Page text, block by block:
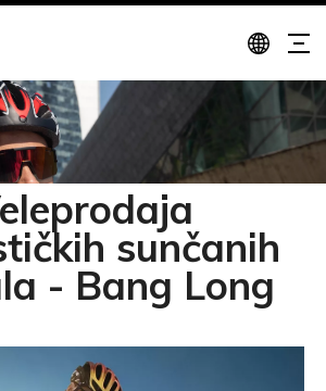
sunčanih
- Bang Long